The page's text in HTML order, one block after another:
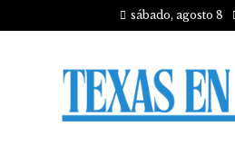
sábado, agosto 8